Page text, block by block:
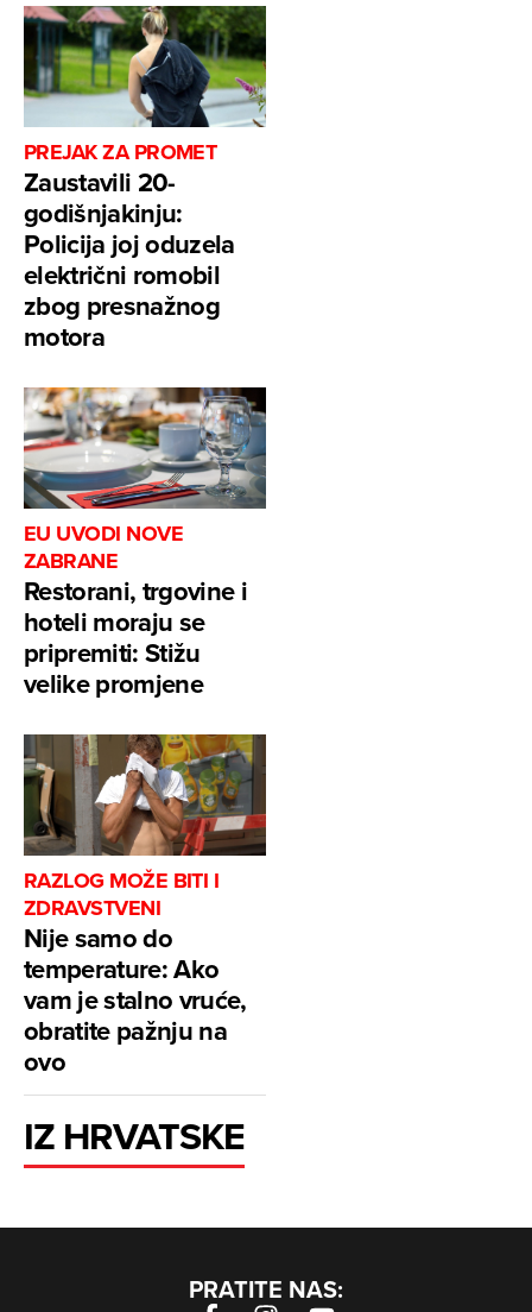
PREJAK ZA PROMET
Zaustavili 20-
godišnjakinju:
Policija joj oduzela
električni romobil
zbog presnažnog
motora
EU UVODI NOVE
ZABRANE
Restorani, trgovine i
hoteli moraju se
pripremiti: Stižu
velike promjene
RAZLOG MOŽE BITI I
ZDRAVSTVENI
Nije samo do
temperature: Ako
vam je stalno vruće,
obratite pažnju na
ovo
IZ HRVATSKE
PRATITE NAS: